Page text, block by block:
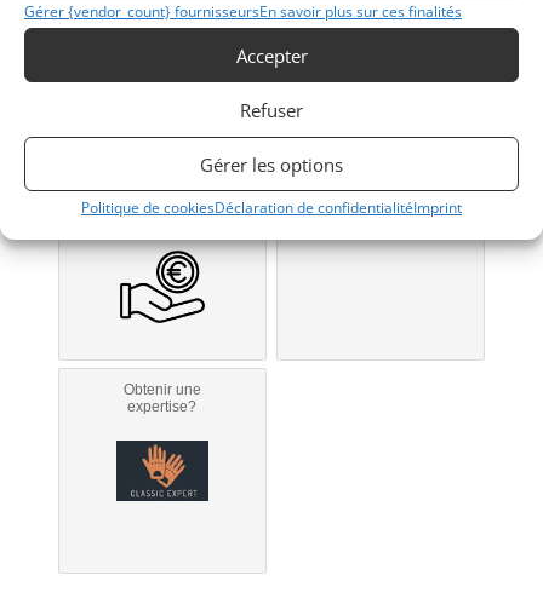
Gérer {vendor_count} fournisseursEn savoir plus sur ces finalités
Accepter
Refuser
Gérer les options
Politique de cookiesDéclaration de confidentialitéImprint
Modifier mon annonce
financement ?
Bientôt disponible...
Obtenir un tarif
d’assurance?
Véhicule non éligible.
Obtenir une
expertise?